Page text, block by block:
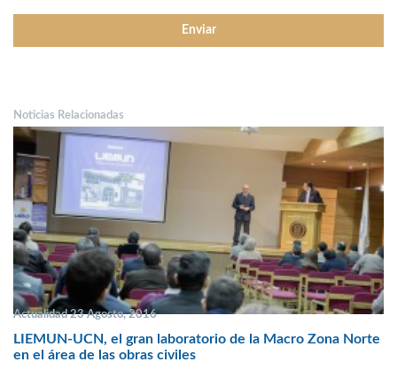
Noticias Relacionadas
Actualidad 23 Agosto, 2016
LIEMUN-UCN, el gran laboratorio de la Macro Zona Norte
en el área de las obras civiles